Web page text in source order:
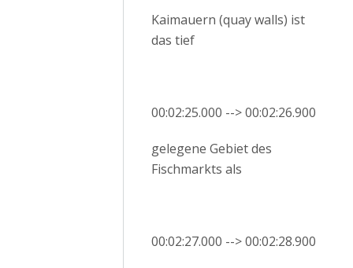
Kaimauern (quay walls) ist
das tief
00:02:25.000 --> 00:02:26.900
gelegene Gebiet des
Fischmarkts als
00:02:27.000 --> 00:02:28.900